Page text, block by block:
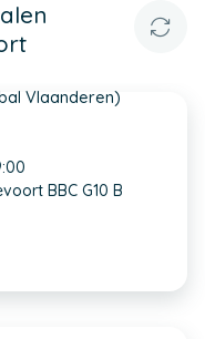
Vlaanderen)
BBC G10 B